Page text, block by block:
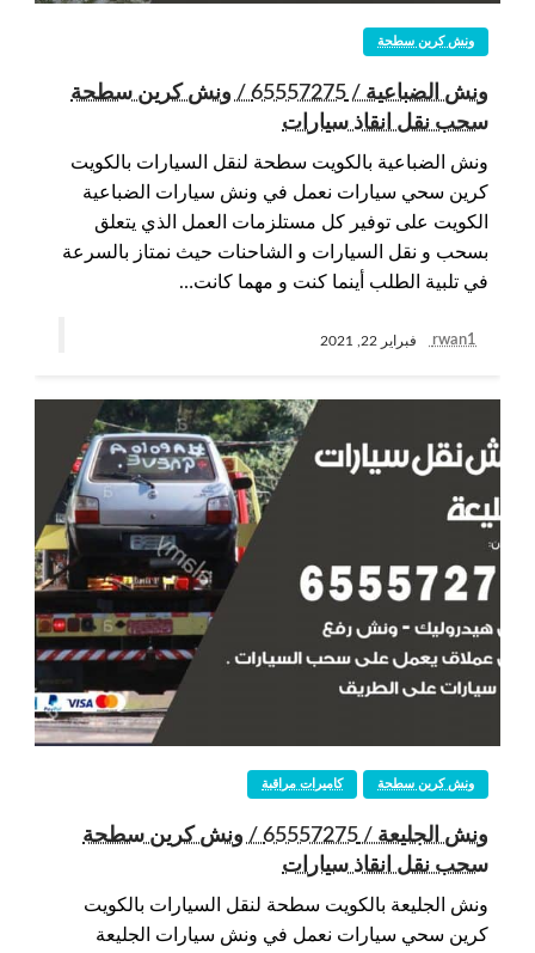
ونش كرين سطحة
ونش الضباعية / 65557275 / ونش كرين سطحة
سحب نقل انقاذ سيارات
ونش الضباعية بالكويت سطحة لنقل السيارات بالكويت
كرين سحي سيارات نعمل في ونش سيارات الضباعية
الكويت على توفير كل مستلزمات العمل الذي يتعلق
بسحب و نقل السيارات و الشاحنات حيث نمتاز بالسرعة
في تلبية الطلب أينما كنت و مهما كانت…
rwan1 فبراير 22, 2021
كاميرات مراقبة ونش كرين سطحة
ونش الجليعة / 65557275 / ونش كرين سطحة
سحب نقل انقاذ سيارات
ونش الجليعة بالكويت سطحة لنقل السيارات بالكويت
كرين سحي سيارات نعمل في ونش سيارات الجليعة